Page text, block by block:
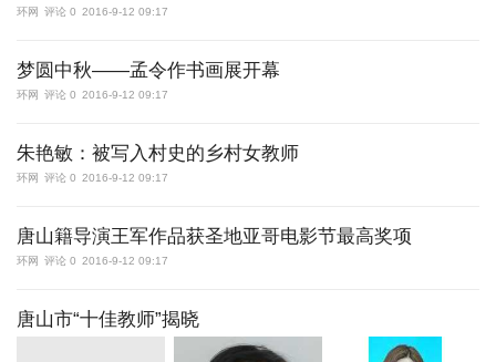
环网 评论 0 2016-9-12 09:17
梦圆中秋——孟令作书画展开幕
环网 评论 0 2016-9-12 09:17
朱艳敏：被写入村史的乡村女教师
环网 评论 0 2016-9-12 09:17
唐山籍导演王军作品获圣地亚哥电影节最高奖项
环网 评论 0 2016-9-12 09:17
唐山市“十佳教师”揭晓